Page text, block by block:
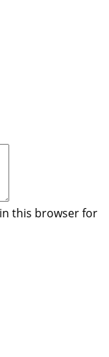
this browser for